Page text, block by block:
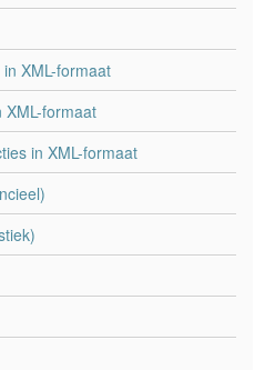
XML-formaat
XML-formaat
in XML-formaat